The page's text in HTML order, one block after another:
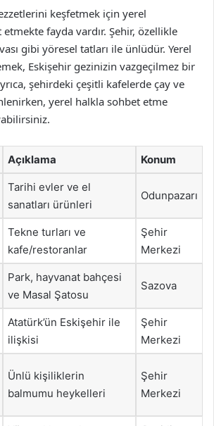
keşfetmek için yerel
fayda vardır. Şehir, özellikle
gibi yöresel tatları ile ünlüdür. Yerel
Eskişehir gezinizin vazgeçilmez bir
şehirdeki çeşitli kafelerde çay ve
yerel halkla sohbet etme
Açıklama Konum
Tarihi evler ve el
sanatları ürünleri
Odunpazarı
Tekne turları ve
kafe/restoranlar
Şehir
Merkezi
Park, hayvanat bahçesi
ve Masal Şatosu
Sazova
Atatürk’ün Eskişehir ile
ilişkisi
Şehir
Merkezi
Ünlü kişiliklerin
balmumu heykelleri
Şehir
Merkezi